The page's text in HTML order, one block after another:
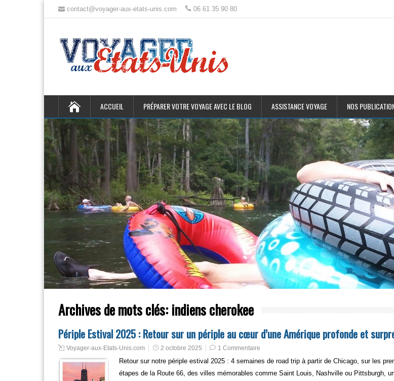
contact@voyager-aux-etats-unis.com 06 61 35 90 80
ACCUEIL PRÉPARER VOTRE VOYAGE AVEC LE BLOG ASSISTANCE VOYAGE NOS
Archives de mots clés: indiens cherokee
Périple Estival 2025 : Retour sur un périple au cœur d’une Amérique profonde et
Voyager-aux-Etats-Unis.com 2 octobre 2025 1 Commentaire
Retour sur notre périple estival 2025 : 4 semaines de road trip à partir de Chicago, sur les
étapes de la Route 66, des villes mémorables comme Saint Louis, Nashville ou Pittsburgh,